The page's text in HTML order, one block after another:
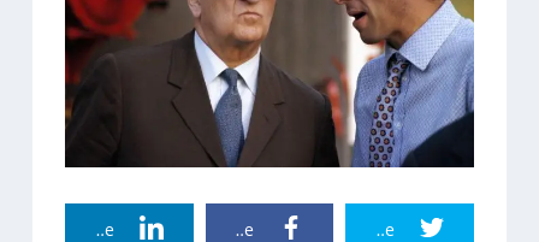
Twitter Share
Facebook Share
Linkedin Share